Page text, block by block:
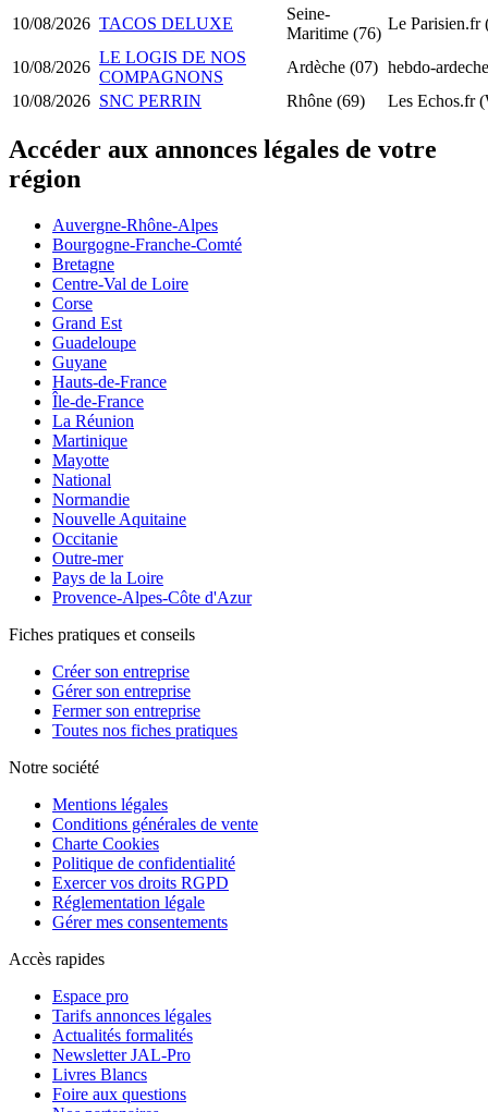
10/08/2026 TACOS DELUXE
Seine-
Maritime (76)
Le Parisien.fr
10/08/2026
LE LOGIS DE NOS
COMPAGNONS
Ardèche (07) hebdo-
10/08/2026 SNC PERRIN Rhône (69) Les Echos.fr
Accéder aux annonces légales de votre
région
Auvergne-Rhône-Alpes
Bourgogne-Franche-Comté
Bretagne
Centre-Val de Loire
Corse
Grand Est
Guadeloupe
Guyane
Hauts-de-France
Île-de-France
La Réunion
Martinique
Mayotte
National
Normandie
Nouvelle Aquitaine
Occitanie
Outre-mer
Pays de la Loire
Provence-Alpes-Côte d'Azur
Fiches pratiques et conseils
Créer son entreprise
Gérer son entreprise
Fermer son entreprise
Toutes nos fiches pratiques
Notre société
Mentions légales
Conditions générales de vente
Charte Cookies
Politique de confidentialité
Exercer vos droits RGPD
Réglementation légale
Gérer mes consentements
Accès rapides
Espace pro
Tarifs annonces légales
Actualités formalités
Newsletter JAL-Pro
Livres Blancs
Foire aux questions